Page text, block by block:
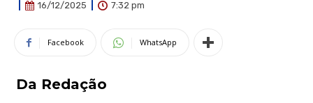
16/12/2025 7:32 pm
Facebook WhatsApp
Da Redação